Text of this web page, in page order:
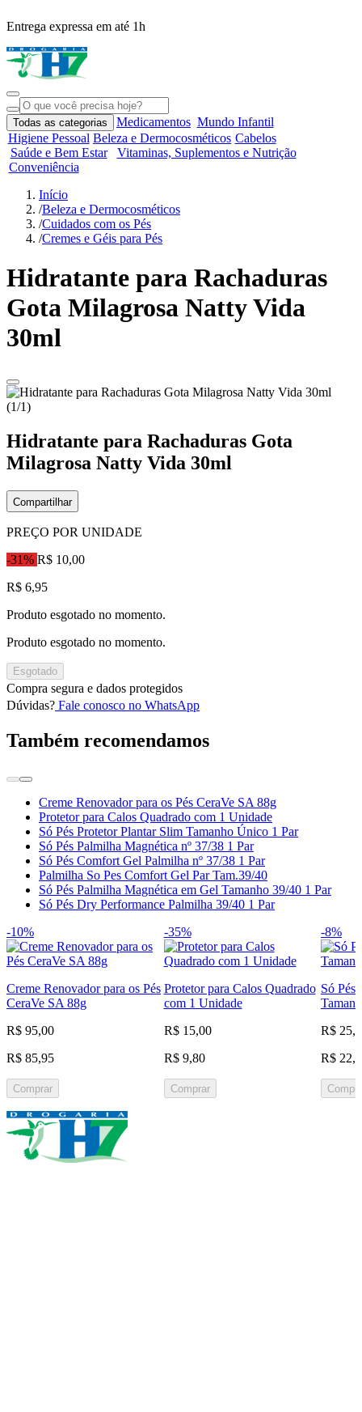
Entrega expressa em até 1h
Todas as categorias Medicamentos Mundo Infantil
Higiene Pessoal Beleza e Dermocosméticos Cabelos
Saúde e Bem Estar
Vitaminas, Suplementos e Nutrição
Conveniência
Início
/Beleza e Dermocosméticos
/Cuidados com os Pés
/Cremes e Géis para Pés
Hidratante para Rachaduras
Gota Milagrosa Natty Vida
30ml
Hidratante para Rachaduras Gota
Milagrosa Natty Vida 30ml
Compartilhar
PREÇO POR UNIDADE
-31% R$ 10,00
R$ 6,95
Produto esgotado no momento.
Produto esgotado no momento.
Esgotado
Compra segura e dados protegidos
Dúvidas? Fale conosco no WhatsApp
Também recomendamos
Creme Renovador para os Pés CeraVe SA 88g
Protetor para Calos Quadrado com 1 Unidade
Só Pés Protetor Plantar Slim Tamanho Único 1 Par
Só Pés Palmilha Magnética nº 37/38 1 Par
Só Pés Comfort Gel Palmilha nº 37/38 1 Par
Palmilha So Pes Comfort Gel Par Tam.39/40
Só Pés Palmilha Magnética em Gel Tamanho 39/40 1 Par
Só Pés Dry Performance Palmilha 39/40 1 Par
-10%
Creme Renovador para os Pés
CeraVe SA 88g
R$ 95,00
R$ 85,95
Comprar
-35%
Protetor para Calos Quadrado
com 1 Unidade
R$ 15,00
R$ 9,80
Comprar
-8%
Só Pés
R$
R$